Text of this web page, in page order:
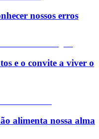
nossos erros
e o convite a viver o
alimenta nossa alma